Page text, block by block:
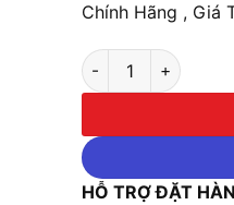
Chính Hãng , Giá
Mô Tơ Rèm Cửa
HỖ TRỢ ĐẶT